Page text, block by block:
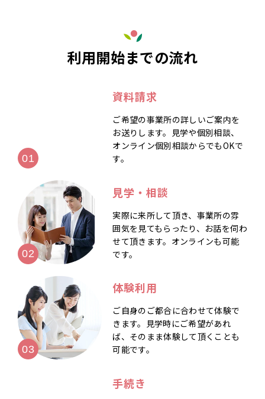
利用開始までの流れ
資料請求
ご希望の事業所の詳しいご案内を
お送りします。見学や個別相談、
オンライン個別相談からでもOKで
す。
見学・相談
実際に来所して頂き、事業所の雰
囲気を見てもらったり、お話を伺わ
せて頂きます。オンラインも可能
です。
体験利用
ご自身のご都合に合わせて体験で
きます。見学時にご希望があれ
ば、そのまま体験して頂くことも
可能です。
手続き